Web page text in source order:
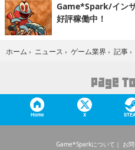
Game*Spark/イン
好評稼働中！
ホーム › ニュース › ゲーム業界 › 記事 ›
Home X
Game*Sparkについて お